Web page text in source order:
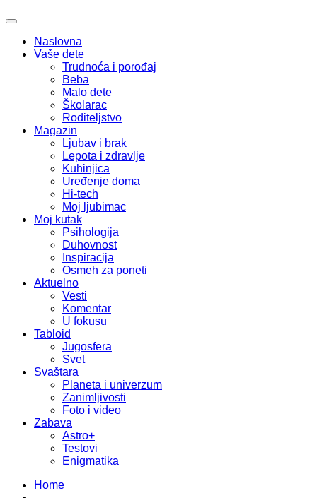
Naslovna
Vaše dete
Trudnoća i porođaj
Beba
Malo dete
Školarac
Roditeljstvo
Magazin
Ljubav i brak
Lepota i zdravlje
Kuhinjica
Uređenje doma
Hi-tech
Moj ljubimac
Moj kutak
Psihologija
Duhovnost
Inspiracija
Osmeh za poneti
Aktuelno
Vesti
Komentar
U fokusu
Tabloid
Jugosfera
Svet
Svaštara
Planeta i univerzum
Zanimljivosti
Foto i video
Zabava
Astro+
Testovi
Enigmatika
Home